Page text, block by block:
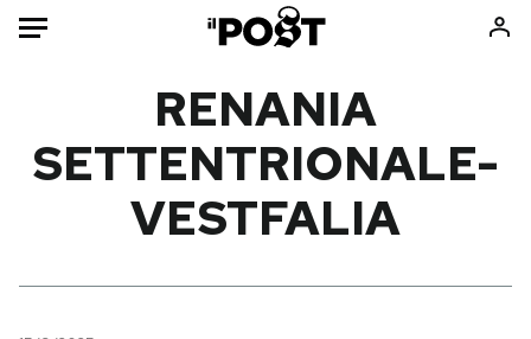
HOME
Moda
Libri
RENANIA
SETTENTRIONALE-
VESTFALIA